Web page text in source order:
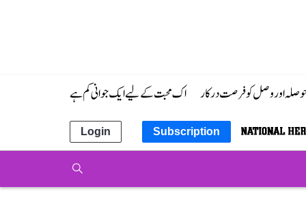
حوصلہ اور وصل کو فرصت درکار اک محبت کے لیے ایک جوانی کم ہے
Subscription
Login